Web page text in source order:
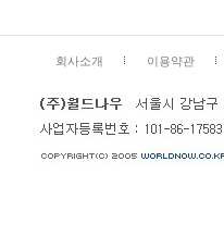
회사소개 이용약관